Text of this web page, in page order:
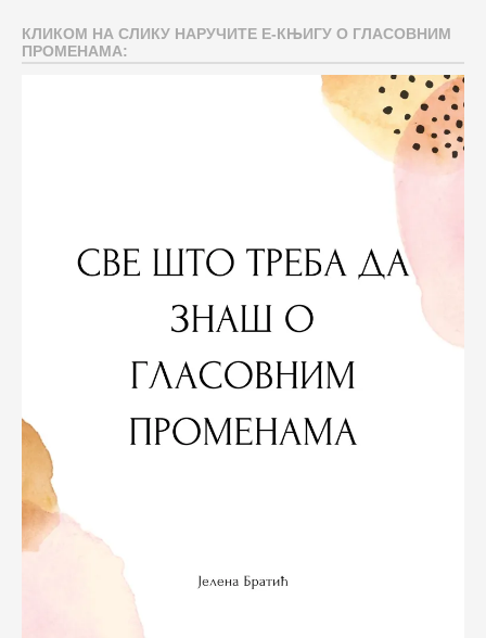
КЛИКОМ НА СЛИКУ НАРУЧИТЕ Е-КЊИГУ О ГЛАСОВНИМ
ПРОМЕНАМА: